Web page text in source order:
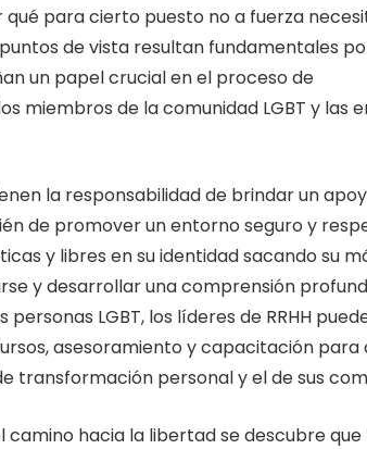
para cierto puesto no a fuerza
de vista resultan fundamentales
un papel crucial en el proceso de
miembros de la comunidad LGBT y las
la responsabilidad de brindar un
de promover un entorno seguro y
y libres en su identidad sacando su
y desarrollar una comprensión
LGBT, los líderes de RRHH
asesoramiento y capacitación para
transformación personal y el de sus
hacia la libertad se descubre que